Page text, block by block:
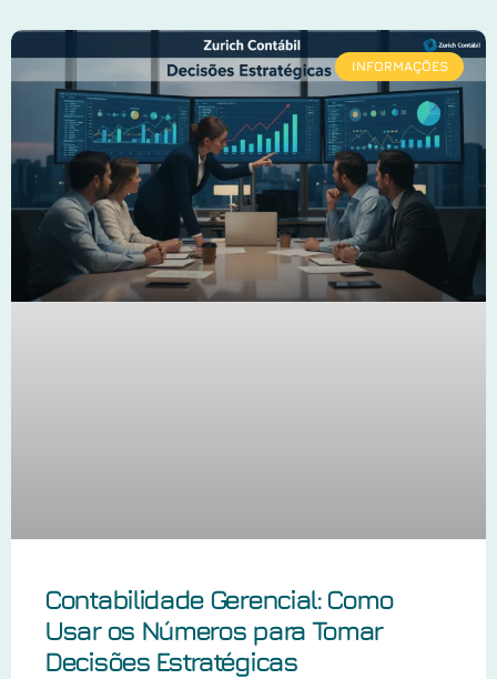
INFORMAÇÕES
Contabilidade Gerencial: Como
Usar os Números para Tomar
Decisões Estratégicas